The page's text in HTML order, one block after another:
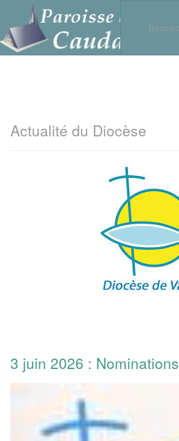
Actualité du Diocèse
3 juin 2026 : Nominations